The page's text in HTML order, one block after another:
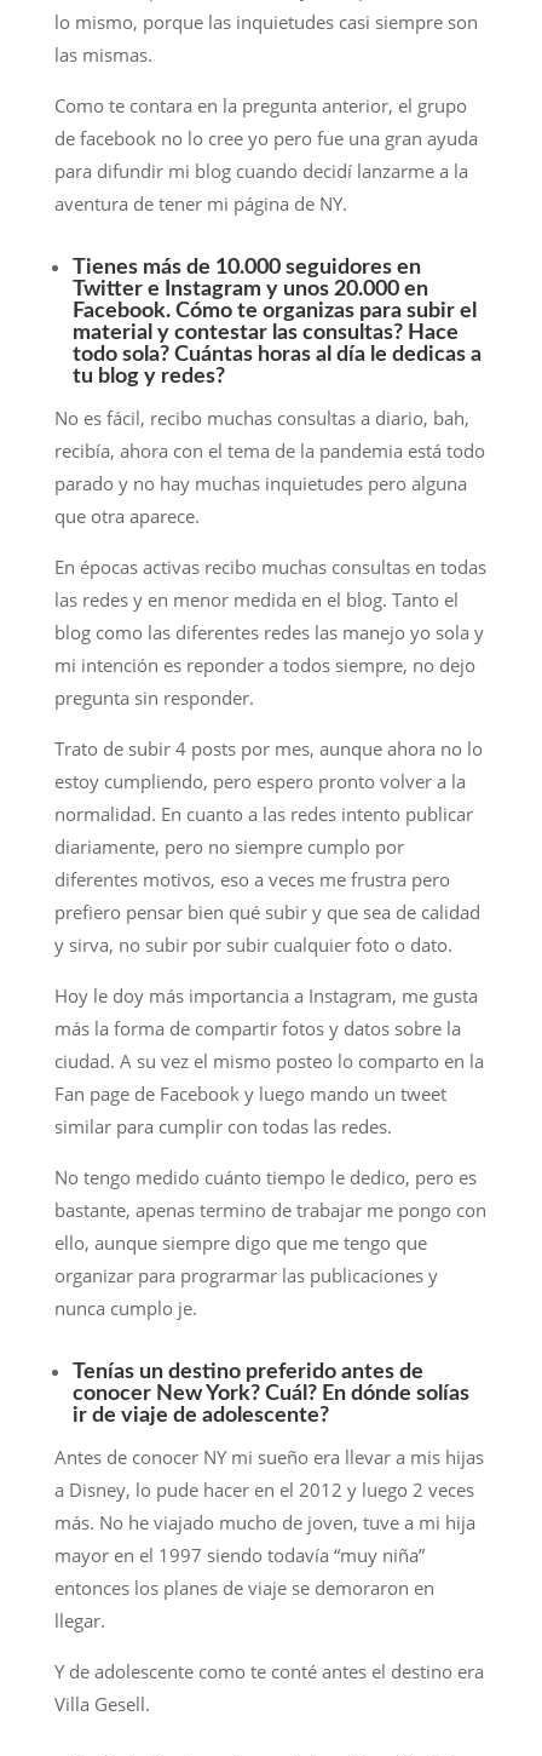
lo mismo, porque las inquietudes casi siempre son
las mismas.
Como te contara en la pregunta anterior, el grupo
de facebook no lo cree yo pero fue una gran ayuda
para difundir mi blog cuando decidí lanzarme a la
aventura de tener mi página de NY.
Tienes más de 10.000 seguidores en
Twitter e Instagram y unos 20.000 en
Facebook. Cómo te organizas para subir el
material y contestar las consultas? Hace
todo sola? Cuántas horas al día le dedicas a
tu blog y redes?
No es fácil, recibo muchas consultas a diario, bah,
recibía, ahora con el tema de la pandemia está todo
parado y no hay muchas inquietudes pero alguna
que otra aparece.
En épocas activas recibo muchas consultas en todas
las redes y en menor medida en el blog. Tanto el
blog como las diferentes redes las manejo yo sola y
mi intención es reponder a todos siempre, no dejo
pregunta sin responder.
Trato de subir 4 posts por mes, aunque ahora no lo
estoy cumpliendo, pero espero pronto volver a la
normalidad. En cuanto a las redes intento publicar
diariamente, pero no siempre cumplo por
diferentes motivos, eso a veces me frustra pero
prefiero pensar bien qué subir y que sea de calidad
y sirva, no subir por subir cualquier foto o dato.
Hoy le doy más importancia a Instagram, me gusta
más la forma de compartir fotos y datos sobre la
ciudad. A su vez el mismo posteo lo comparto en la
Fan page de Facebook y luego mando un tweet
similar para cumplir con todas las redes.
No tengo medido cuánto tiempo le dedico, pero es
bastante, apenas termino de trabajar me pongo con
ello, aunque siempre digo que me tengo que
organizar para prograrmar las publicaciones y
nunca cumplo je.
Tenías un destino preferido antes de
conocer New York? Cuál? En dónde solías
ir de viaje de adolescente?
Antes de conocer NY mi sueño era llevar a mis hijas
a Disney, lo pude hacer en el 2012 y luego 2 veces
más. No he viajado mucho de joven, tuve a mi hija
mayor en el 1997 siendo todavía “muy niña”
entonces los planes de viaje se demoraron en
llegar.
Y de adolescente como te conté antes el destino era
Villa Gesell.